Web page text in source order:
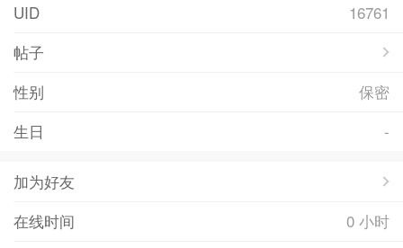
UID
16761
帖子
性别
保密
生日
-
加为好友
在线时间
0 小时